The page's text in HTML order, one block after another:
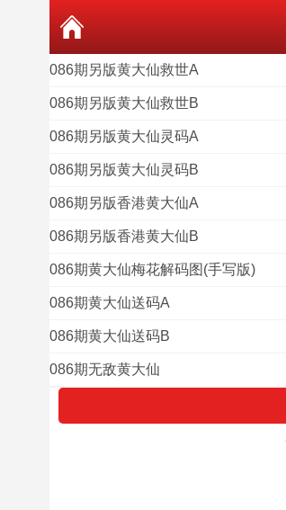
086期另版黄大仙救世A
086期另版黄大仙救世B
086期另版黄大仙灵码A
086期另版黄大仙灵码B
086期另版香港黄大仙A
086期另版香港黄大仙B
086期黄大仙梅花解码图(手写版)
086期黄大仙送码A
086期黄大仙送码B
086期无敌黄大仙